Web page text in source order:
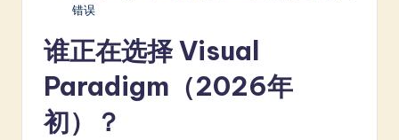
错误
谁正在选择 Visual
Paradigm（2026年
初）？